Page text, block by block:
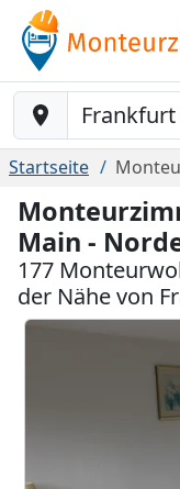
Baustelle-Location
Startseite
Main -
177
der Nähe von